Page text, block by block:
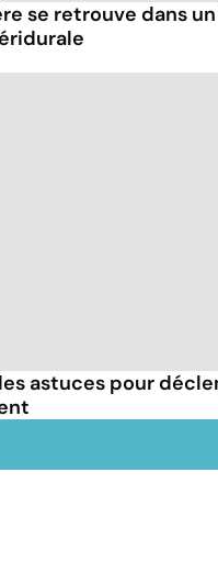
se retrouve dans
astuces pour